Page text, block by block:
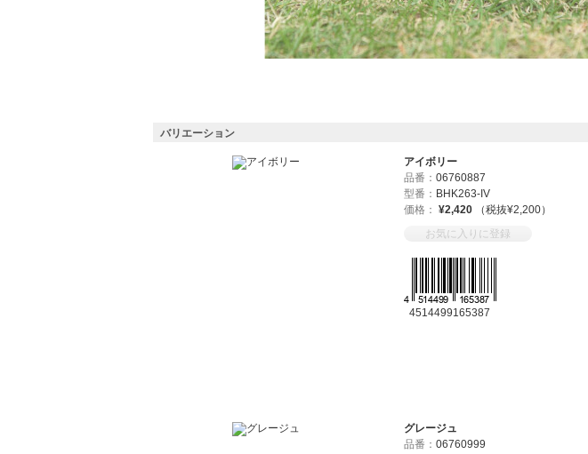
バリエーション
アイボリー
品番： 06760887
型番： BHK263-IV
価格： ¥2,420 （税抜¥2,200）
お気に入りに登録
4514499165387
グレージュ
品番： 06760999